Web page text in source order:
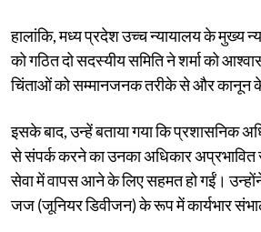
हालांकि, मध्य प्रदेश उच्च न्यायालय के मुख्य
को गठित दो सदस्यीय समिति ने शर्मा को
चिंताओं को सम्मानजनक तरीके से और कानून
इसके बाद, उन्हें बताया गया कि प्रशासनिक
से संपर्क करने का उनका अधिकार अप्रभावित
सेवा में वापस आने के लिए सहमत हो गईं।
जज (जूनियर डिवीजन) के रूप में कार्यभार